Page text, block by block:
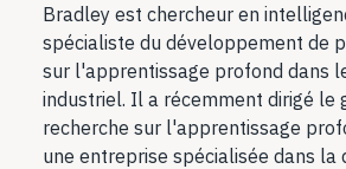
Bradley est chercheur en
spécialiste du développement de
sur l'apprentissage profond dans
industriel. Il a récemment dirigé le
recherche sur l'apprentissage
une entreprise spécialisée dans la